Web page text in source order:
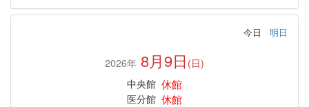
今日 明日
2026年 8月9日 (日)
中央館 休館
医分館 休館